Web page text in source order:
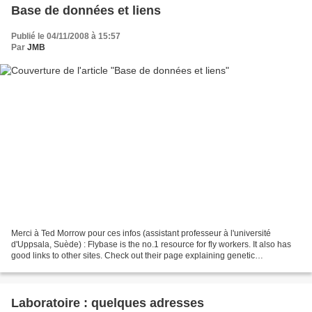
Base de données et liens
Publié le 04/11/2008 à 15:57
Par JMB
Merci à Ted Morrow pour ces infos (assistant professeur à l'université
d'Uppsala, Suède) : Flybase is the no.1 resource for fly workers. It also has
good links to other sites. Check out their page explaining genetic
Laboratoire : quelques adresses